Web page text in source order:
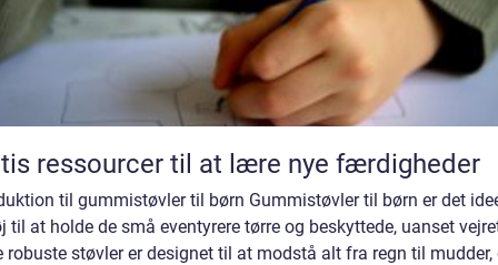
ressourcer til at lære nye færdigheder
til gummistøvler til børn Gummistøvler til børn er det
til at holde de små eventyrere tørre og beskyttede, uanset
robuste støvler er designet til at modstå alt fra regn til mudder,